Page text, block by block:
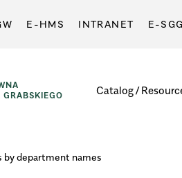
E-HMS INTRANET E-
Catalog /
by department names